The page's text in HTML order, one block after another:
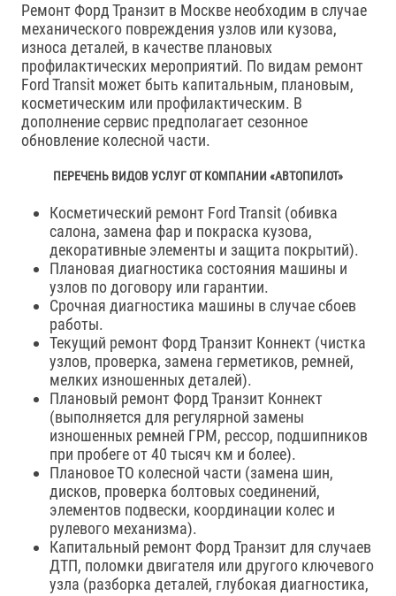
Ремонт Форд Транзит в Москве необходим в случае
механического повреждения узлов или кузова,
износа деталей, в качестве плановых
профилактических мероприятий. По видам ремонт
Ford Transit может быть капитальным, плановым,
косметическим или профилактическим. В
дополнение сервис предполагает сезонное
обновление колесной части.
ПЕРЕЧЕНЬ ВИДОВ УСЛУГ ОТ КОМПАНИИ «АВТОПИЛОТ»
Косметический ремонт Ford Transit (обивка
салона, замена фар и покраска кузова,
декоративные элементы и защита покрытий).
Плановая диагностика состояния машины и
узлов по договору или гарантии.
Срочная диагностика машины в случае сбоев
работы.
Текущий ремонт Форд Транзит Коннект (чистка
узлов, проверка, замена герметиков, ремней,
мелких изношенных деталей).
Плановый ремонт Форд Транзит Коннект
(выполняется для регулярной замены
изношенных ремней ГРМ, рессор, подшипников
при пробеге от 40 тысяч км и более).
Плановое ТО колесной части (замена шин,
дисков, проверка болтовых соединений,
элементов подвески, координации колес и
рулевого механизма).
Капитальный ремонт Форд Транзит для случаев
ДТП, поломки двигателя или другого ключевого
узла (разборка деталей, глубокая диагностика,